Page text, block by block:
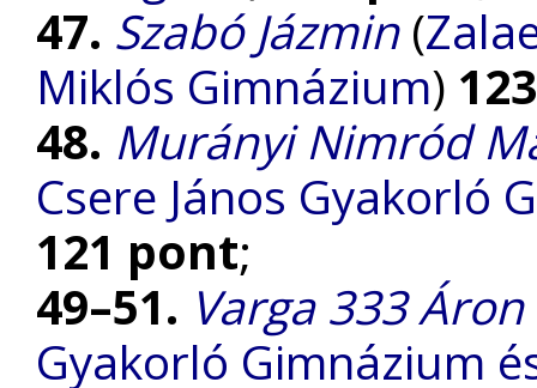
47. Szabó Jázmin(
Miklós Gimnázium)
48. Murányi Nimród
Csere János Gyakorló
121 pont;
49–51. Varga 333 Áron
Gyakorló Gimnázium